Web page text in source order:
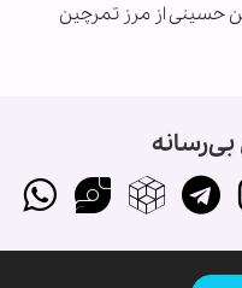
حسینی از مرز تمرچین